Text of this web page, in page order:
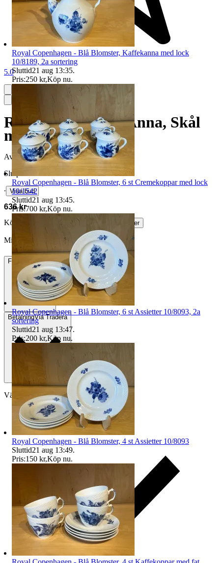
5.0
Rörstrand - Grön Anna, Skål
med lock
Avslutad 20 maj 18:04
Slutpris
∙ Visa bud
636 kr
Köparskydd är valfritt hos företag.
Läs mer
Millimu vann auktionen
Frakt 73 kr DSV
BetalningVia Tradera
Välj till köparskydd
Royal Copenhagen - Blå Blomster, Kaffekanna med lock
10/8189, 2a sortering
Sluttid21 aug 13:35.
Pris:250 kr,Köp nu.
Royal Copenhagen - Blå Blomster, 6 st Cremekoppar med lock
10/1542
Sluttid21 aug 13:45.
Pris:700 kr,Köp nu.
Royal Copenhagen - Blå Blomster, 6 st Assietter 10/8093, 2a
sortering
Sluttid21 aug 13:47.
Pris:200 kr,Köp nu.
Royal Copenhagen - Blå Blomster, 4 st Assietter 10/8093
Sluttid21 aug 13:49.
Pris:150 kr,Köp nu.